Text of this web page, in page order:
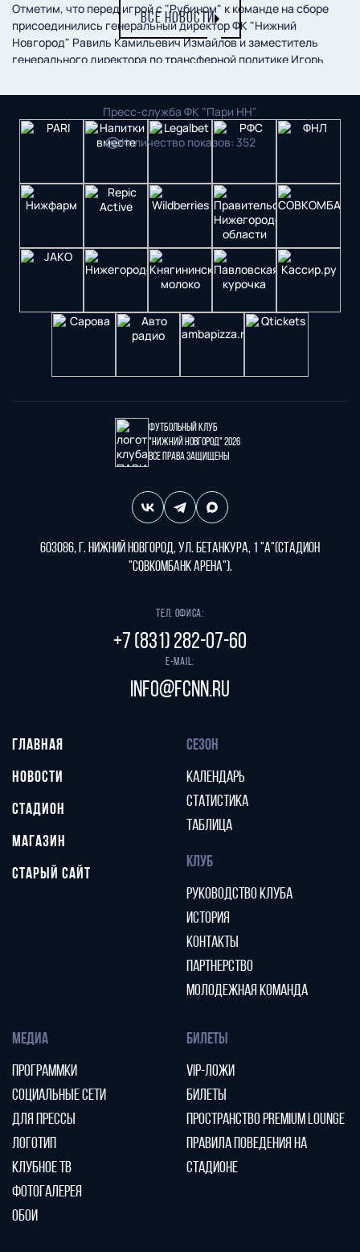
Отметим, что перед игрой с "Рубином" к команде на сборе
присоединились генеральный директор ФК "Нижний
Новгород" Равиль Камильевич Измайлов и заместитель
генерального директора по трансферной политике Игорь
Пресс-служба ФК "Пари НН"
Количество показов: 352
ВСЕ НОВОСТИ
Футбольный клуб
"Нижний Новгород" 2026
Все права защищены
603086, г. Нижний Новгород, ул. Бетанкура, 1 "А"(стадион
"СОВКОМБАНК АРЕНА").
Тел. офиса:
+7 (831) 282-07-60
E-mail:
info@fcnn.ru
ГЛАВНАЯ
НОВОСТИ
СТАДИОН
МАГАЗИН
СТАРЫЙ САЙТ
СЕЗОН
КАЛЕНДАРЬ
СТАТИСТИКА
ТАБЛИЦА
КЛУБ
РУКОВОДСТВО КЛУБА
ИСТОРИЯ
КОНТАКТЫ
ПАРТНЕРСТВО
МОЛОДЕЖНАЯ КОМАНДА
МЕДИА
ПРОГРАММКИ
СОЦИАЛЬНЫЕ СЕТИ
ДЛЯ ПРЕССЫ
ЛОГОТИП
КЛУБНОЕ ТВ
ФОТОГАЛЕРЕЯ
ОБОИ
БИЛЕТЫ
VIP-ЛОЖИ
БИЛЕТЫ
ПРОСТРАНСТВО PREMIUM LOUNGE
ПРАВИЛА ПОВЕДЕНИЯ НА
СТАДИОНЕ